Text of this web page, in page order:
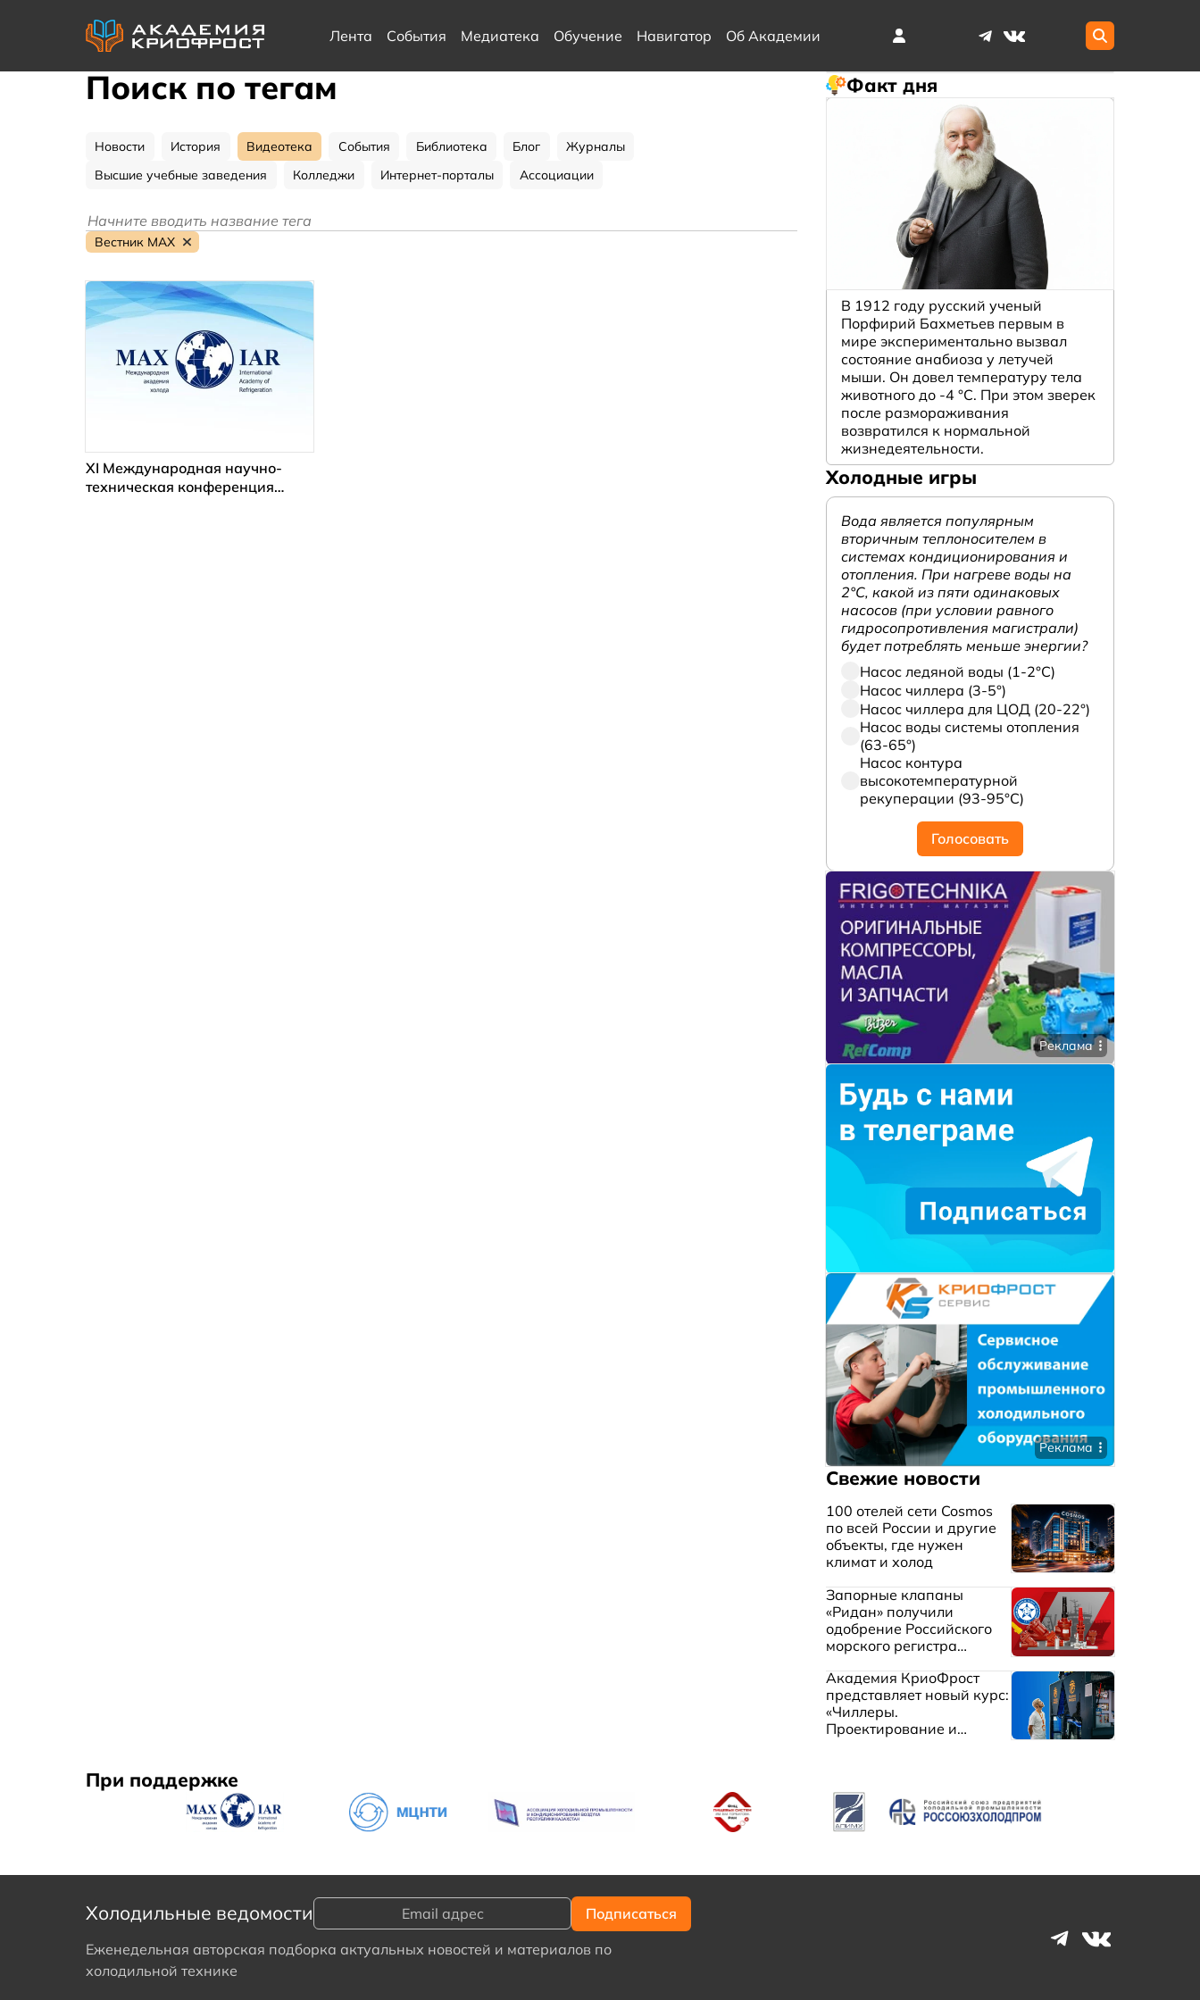
Лента События Медиатека Обучение Навигатор Об Академии
Поиск по тегам
Новости История Видеотека События Библиотека Блог
Журналы
Высшие учебные заведения
Колледжи Интернет-порталы Ассоциации
Вестник МАХ
XI Международная научно-
техническая конференция
Факт дня
В 1912 году русский ученый
Порфирий Бахметьев первым в
мире экспериментально вызвал
состояние анабиоза у летучей
мыши. Он довел температуру тела
животного до -4 °C. При этом зверек
после размораживания
возвратился к нормальной
жизнедеятельности.
Холодные игры
Вода является популярным
вторичным теплоносителем в
системах кондиционирования и
отопления. При нагреве воды на
2°С, какой из пяти одинаковых
насосов (при условии равного
гидросопротивления магистрали)
будет потреблять меньше энергии?
Насос ледяной воды (1-2°С)
Насос чиллера (3-5°)
Насос чиллера для ЦОД (20-22°)
Насос воды системы отопления
(63-65°)
Насос контура
высокотемпературной
рекуперации (93-95°С)
Голосовать
Реклама
Реклама
Свежие новости
100 отелей сети Cosmos
по всей России и другие
объекты, где нужен
климат и холод
Запорные клапаны
«Ридан» получили
одобрение Российского
морского регистра
Академия КриоФрост
представляет новый курс:
«Чиллеры.
Проектирование и
При поддержке
Холодильные ведомости
Еженедельная авторская подборка актуальных новостей и материалов по
холодильной технике